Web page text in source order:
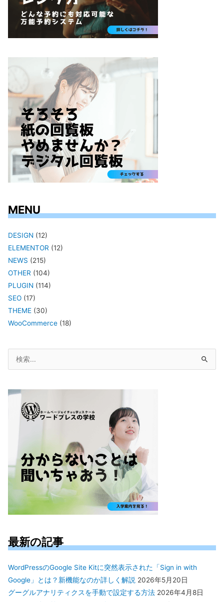
MENU
DESIGN (12)
ELEMENTOR (12)
NEWS (215)
OTHER (104)
PLUGIN (114)
SEO (17)
THEME (30)
WooCommerce (18)
象:
最新の記事
WordPressのGoogle Site Kitに突然表示された「Sign in with
Google」とは？新機能なのか詳しく解説 2026年5月20日
グーグルアナリティクスを手動で設定する方法 2026年4月8日